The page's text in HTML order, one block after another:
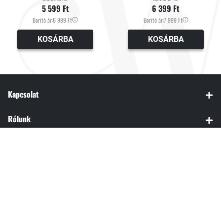
5 599 Ft
Borító ár:6 999 Ft
KOSÁRBA
6 399 Ft
Borító ár:7 999 Ft
KOSÁRBA
Kapcsolat
Rólunk